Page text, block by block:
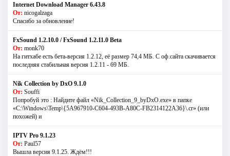
Internet Download Manager 6.43.8
От: nicogalzaga
Спасибо за обновление!
FxSound 1.2.10.0 / FxSound 1.2.11.0 Beta
От: monk70
На гитхабе есть бета-версия 1.2.12, её размер 74,4 МБ. С оф.сайта скачивается
последняя стабильная версия 1.2.11 - 69 МБ.
Nik Collection by DxO 9.1.0
От: Souffi
Попробуй это : Найдите файл «Nik_Collection_9_byDxO.exe» в папке
«C:\Windows\Temp\{5A967910-C604-493B-A80C-FB2314122A36}\.cr» (или
похожей) и
IPTV Pro 9.1.23
От: Paul57
Вышла версия 9.1.25. Ждём!!!